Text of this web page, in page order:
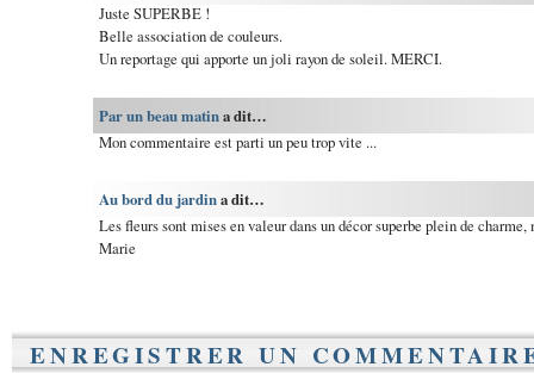
Juste SUPERBE !
Belle association de couleurs.
Un reportage qui apporte un joli rayon de soleil. MERCI.
Par un beau matina dit…
Mon commentaire est parti un peu trop vite ...
Au bord du jardina dit…
Les fleurs sont mises en valeur dans un décor superbe plein de
Marie
ENREGISTRER UN